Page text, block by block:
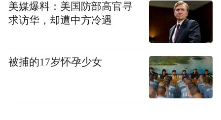
归集扩面是住房公积金健康持续发展的“活水
源头”，是住房公积金事业高质量发展的动力
源泉。为推动更多企业建制缴存，让更多职
工享受住房公积金政策红利，农行深圳分行
多措并举开展归集扩面工作。该行组建专项
团队，主动向未建制企业宣讲缴存住房公积
美媒爆料：美国防部高官寻
求访华，却遭中方冷遇
被捕的17岁怀孕少女